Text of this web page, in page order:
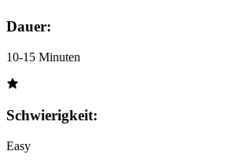
Dauer:
10-15 Minuten
Schwierigkeit:
Easy